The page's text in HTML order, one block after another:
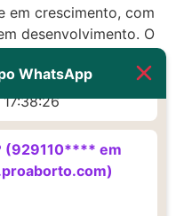
em crescimento, com
desenvolvimento. O
para seus
para
na região.
Terra Nova, Bahia?
no estado de
WhatsApp
em
em